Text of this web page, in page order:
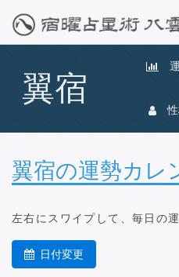
翼宿
性
翼宿の運勢カレ
左右にスワイプ して、毎日の
日付変更